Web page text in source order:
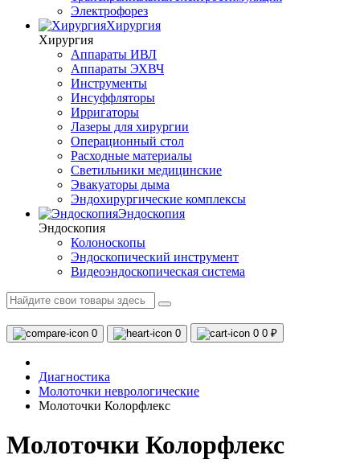
Электрофорез
Хирургия
Хирургия
Аппараты ИВЛ
Аппараты ЭХВЧ
Инструменты
Инсуффляторы
Ирригаторы
Лазеры для хирургии
Операционный стол
Расходные материалы
Светильники медицинские
Эвакуаторы дыма
Эндохирургические комплексы
Эндоскопия
Эндоскопия
Колоноскопы
Эндоскопический инструмент
Видеоэндоскопическая система
0 0 0 0 ₽
Диагностика
Молоточки неврологические
Молоточки Колорфлекс
Молоточки Колорфлекс